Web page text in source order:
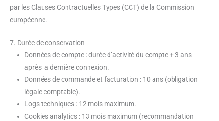
par les Clauses Contractuelles Types (CCT) de la Commission
européenne.
7. Durée de conservation
Données de compte : durée d’activité du compte + 3 ans
après la dernière connexion.
Données de commande et facturation : 10 ans (obligation
légale comptable).
Logs techniques : 12 mois maximum.
Cookies analytics : 13 mois maximum (recommandation